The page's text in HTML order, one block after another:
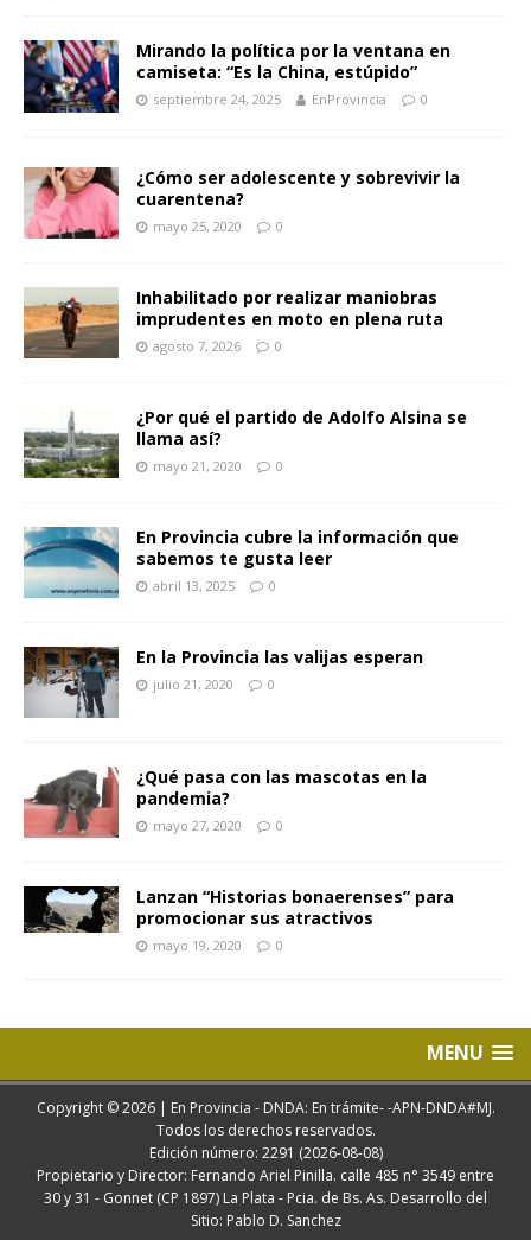
Mirando la política por la ventana en
camiseta: “Es la China, estúpido”
septiembre 24, 2025 EnProvincia 0
¿Cómo ser adolescente y sobrevivir la
cuarentena?
mayo 25, 2020 0
Inhabilitado por realizar maniobras
imprudentes en moto en plena ruta
agosto 7, 2026 0
¿Por qué el partido de Adolfo Alsina se
llama así?
mayo 21, 2020 0
En Provincia cubre la información que
sabemos te gusta leer
abril 13, 2025 0
En la Provincia las valijas esperan
julio 21, 2020 0
¿Qué pasa con las mascotas en la
pandemia?
mayo 27, 2020 0
Lanzan “Historias bonaerenses” para
promocionar sus atractivos
mayo 19, 2020 0
MENU
Copyright © 2026 | En Provincia - DNDA: En trámite- -APN-DNDA#MJ.
Todos los derechos reservados.
Edición número: 2291 (2026-08-08)
Propietario y Director: Fernando Ariel Pinilla. calle 485 n° 3549 entre
30 y 31 - Gonnet (CP 1897) La Plata - Pcia. de Bs. As. Desarrollo del
Sitio: Pablo D. Sanchez